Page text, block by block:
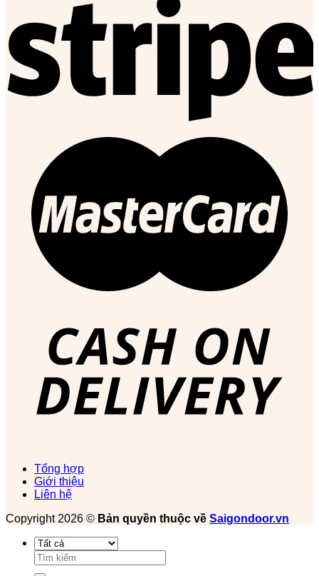
Tổng hợp
Giới thiệu
Liên hệ
Copyright 2026 © Bản quyền thuộc về Saigondoor.vn
Tìm
kiếm: